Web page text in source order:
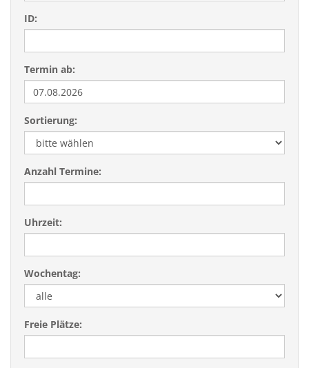
ID:
Termin ab:
Sortierung:
Anzahl Termine:
Uhrzeit:
Wochentag:
Freie Plätze: